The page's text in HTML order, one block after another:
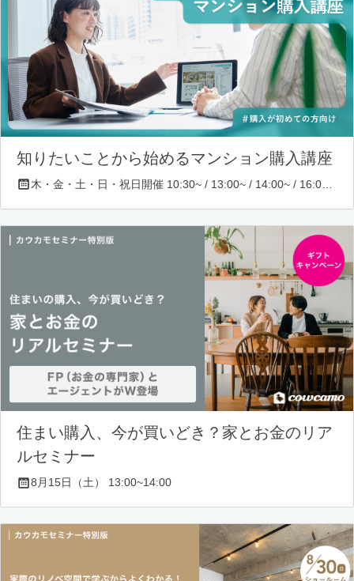
知りたいことから始めるマンション購入講座
住まい購入、今が買いどき？家とお金のリア
ルセミナー
8月15日（土） 13:00~14:00